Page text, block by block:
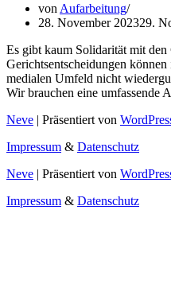
von Aufarbeitung
28. November 202329.
Es gibt kaum Solidarität mit
Gerichtsentscheidungen
medialen Umfeld nicht
Wir brauchen eine umfassende
Neve | Präsentiert von
Impressum & Datenschutz
Neve | Präsentiert von
Impressum & Datenschutz